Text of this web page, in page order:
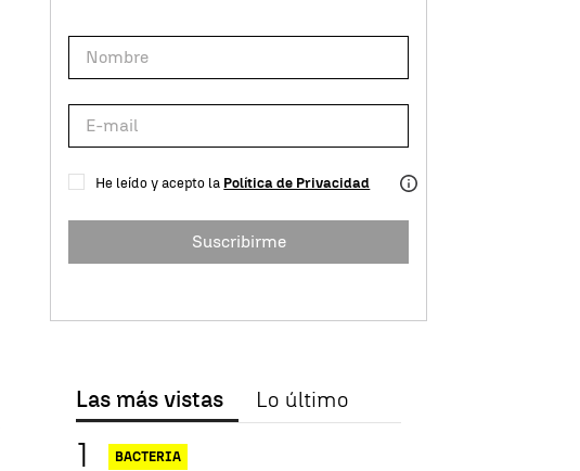
He leído y acepto la Política de Privacidad
Suscribirme
Las más vistas Lo último
BACTERIA